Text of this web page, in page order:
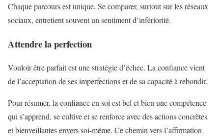
Chaque parcours est unique. Se comparer, surtout sur les réseaux
sociaux, entretient souvent un sentiment d’infériorité.
Attendre la perfection
Vouloir être parfait est une stratégie d’échec. La confiance vient
de l’acceptation de ses imperfections et de sa capacité à rebondir.
Pour résumer, la confiance en soi est bel et bien une compétence
qui s’apprend, se cultive et se renforce avec des actions concrètes
et bienveillantes envers soi-même. Ce chemin vers l’affirmation